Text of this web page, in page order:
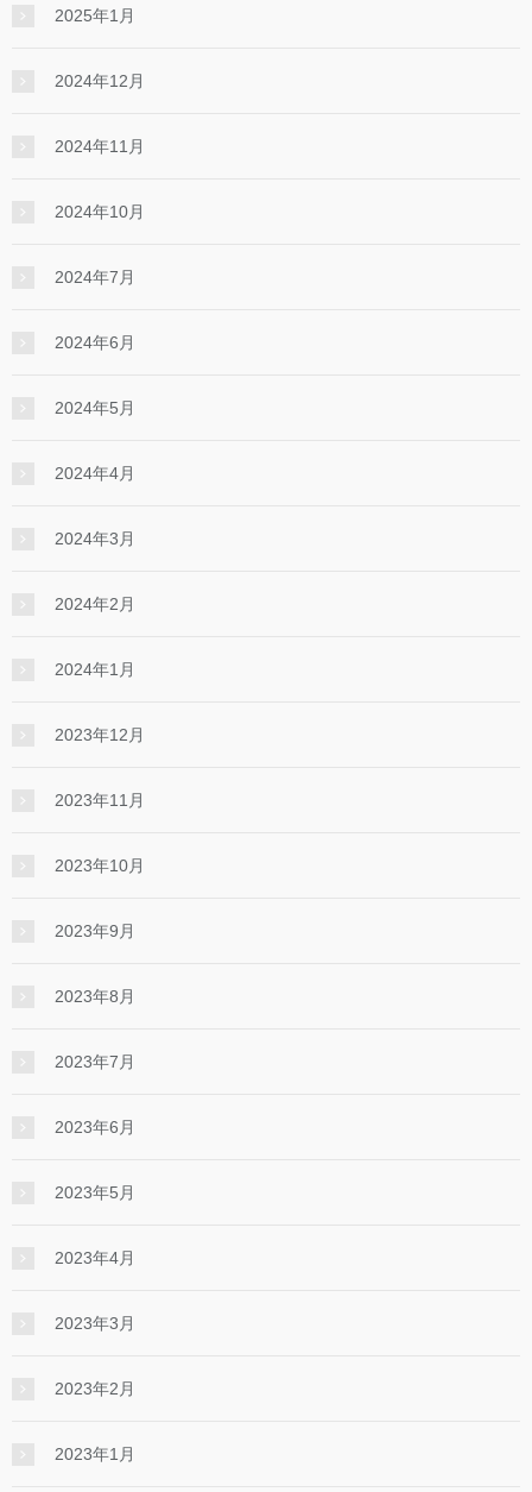
2025年1月
2024年12月
2024年11月
2024年10月
2024年7月
2024年6月
2024年5月
2024年4月
2024年3月
2024年2月
2024年1月
2023年12月
2023年11月
2023年10月
2023年9月
2023年8月
2023年7月
2023年6月
2023年5月
2023年4月
2023年3月
2023年2月
2023年1月